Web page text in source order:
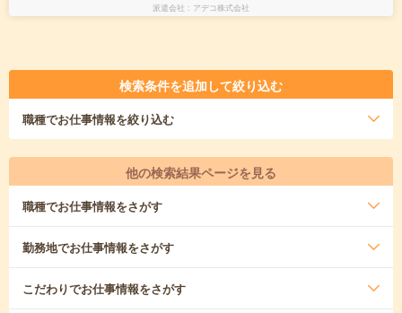
派遣会社 アデコ株式会社
検索条件を追加して絞り込む
職種でお仕事情報を絞り込む
他の検索結果ページを見る
職種でお仕事情報をさがす
勤務地でお仕事情報をさがす
こだわりでお仕事情報をさがす